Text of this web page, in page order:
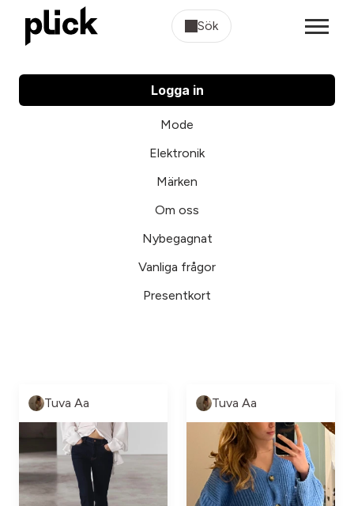
Sök
Logga in
Mode
Elektronik
Märken
Om oss
Nybegagnat
Vanliga frågor
Presentkort
Tuva Aa Tuva Aa